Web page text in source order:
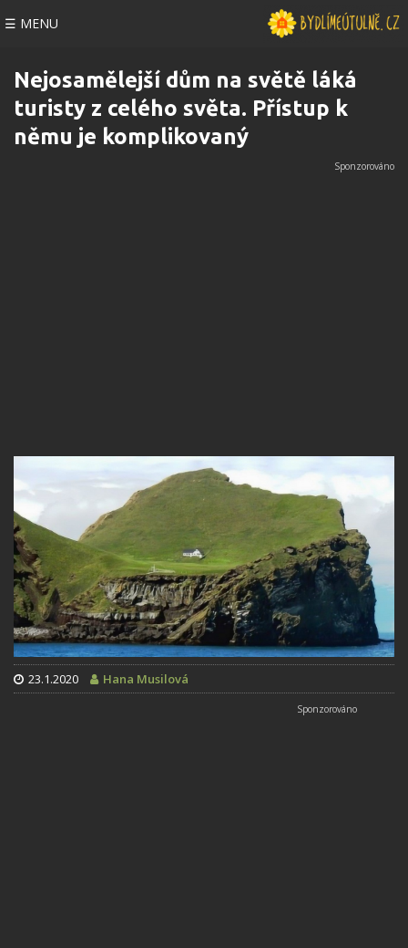
☰ MENU
Nejosamělejší dům na světě láká
turisty z celého světa. Přístup k
němu je komplikovaný
23.1.2020 Hana Musilová